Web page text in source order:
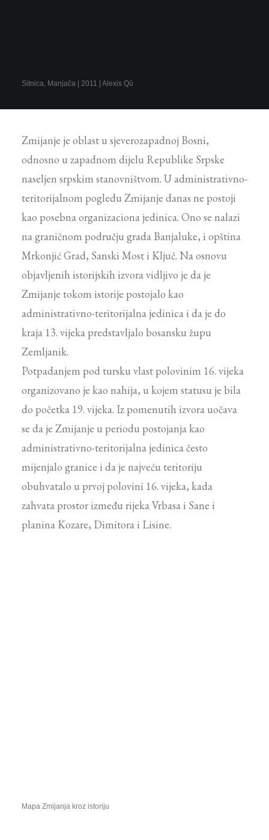
Sitnica, Manjača | 2011 | Alexis Qū
Zmijanje je oblast u sjeverozapadnoj Bosni,
odnosno u zapadnom dijelu Republike Srpske
naseljen srpskim stanovništvom. U administrativno-
teritorijalnom pogledu Zmijanje danas ne postoji
kao posebna organizaciona jedinica. Ono se nalazi
na graničnom području grada Banjaluke, i opština
Mrkonjić Grad, Sanski Most i Ključ. Na osnovu
objavljenih istorijskih izvora vidljivo je da je
Zmijanje tokom istorije postojalo kao
administrativno-teritorijalna jedinica i da je do
kraja 13. vijeka predstavljalo bosansku župu
Zemljanik.
Potpadanjem pod tursku vlast polovinim 16. vijeka
organizovano je kao nahija, u kojem statusu je bila
do početka 19. vijeka. Iz pomenutih izvora uočava
se da je Zmijanje u periodu postojanja kao
administrativno-teritorijalna jedinica često
mijenjalo granice i da je najveću teritoriju
obuhvatalo u prvoj polovini 16. vijeka, kada
zahvata prostor između rijeka Vrbasa i Sane i
planina Kozare, Dimitora i Lisine.
Mapa Zmijanja kroz istoriju